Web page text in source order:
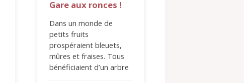
Gare aux ronces !
Dans un monde de
petits fruits
prospéraient bleuets,
mûres et fraises. Tous
bénéficiaient d’un arbre